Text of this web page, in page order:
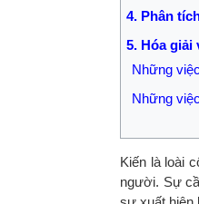
4. Phân
5. Hóa giải
Những
Những
Kiến là loài
người. Sự